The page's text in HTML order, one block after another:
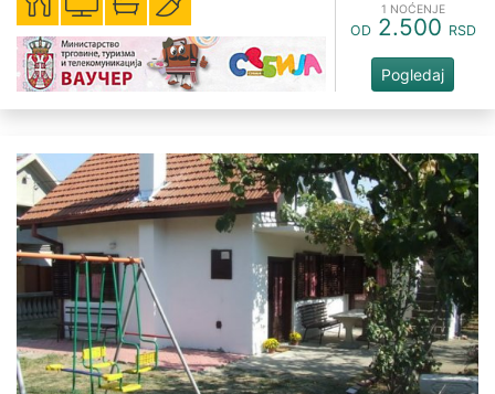
1 NOĆENJE
OD2.500 RSD
Pogledaj